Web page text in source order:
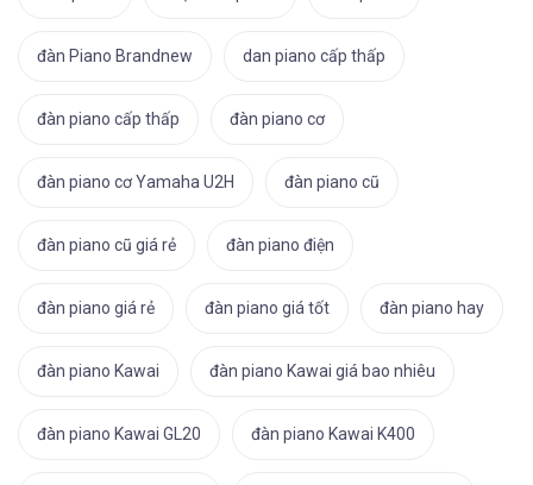
đàn Piano Brandnew dan piano cấp thấp
đàn piano cấp thấp đàn piano cơ
đàn piano cơ Yamaha U2H đàn piano cũ
đàn piano cũ giá rẻ đàn piano điện
đàn piano giá rẻ đàn piano giá tốt đàn piano hay
đàn piano Kawai đàn piano Kawai giá bao nhiêu
đàn piano Kawai GL20 đàn piano Kawai K400